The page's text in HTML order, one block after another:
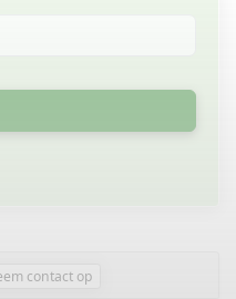
contact op